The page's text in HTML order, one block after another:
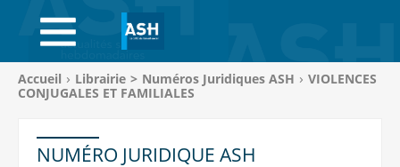
ACCUEIL
ABONNEMENTS
ACHAT AU NUMÉRO
LIBRAIRIE
Vous
êtes
Accueil Librairie > Numéros Juridiques ASH
VIOLENCES
CONJUGALES ET FAMILIALES
NUMÉRO JURIDIQUE ASH